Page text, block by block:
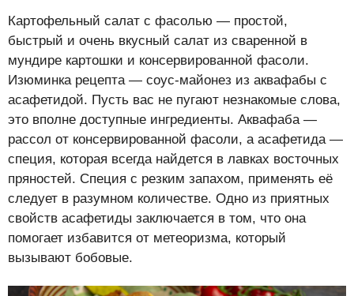
Картофельный салат с фасолью — простой,
быстрый и очень вкусный салат из сваренной в
мундире картошки и консервированной фасоли.
Изюминка рецепта — соус-майонез из аквафабы с
асафетидой. Пусть вас не пугают незнакомые слова,
это вполне доступные ингредиенты. Аквафаба —
рассол от консервированной фасоли, а асафетида —
специя, которая всегда найдется в лавках восточных
пряностей. Специя с резким запахом, применять её
следует в разумном количестве. Одно из приятных
свойств асафетиды заключается в том, что она
помогает избавится от метеоризма, который
вызывают бобовые.